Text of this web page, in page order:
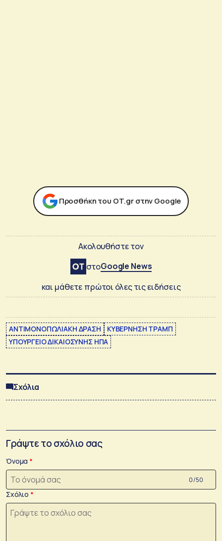
Προσθήκη του ΟΤ.gr στην Google
Ακολουθήστε τον
στοGoogle News
και μάθετε πρώτοι όλες τις ειδήσεις
ΑΝΤΙΜΟΝΟΠΩΛΙΑΚΗ ΔΡΑΣΗ
ΚΥΒΕΡΝΗΣΗ ΤΡΑΜΠ
ΥΠΟΥΡΓΕΙΟ ΔΙΚΑΙΟΣΥΝΗΣ ΗΠΑ
Σχόλια
Γράψτε το σχόλιο σας
Όνομα
0 /50
Σχόλιο